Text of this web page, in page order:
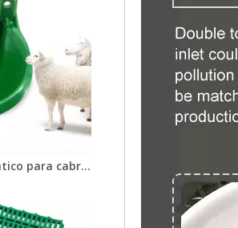
Bebedero automático para cabras, bebedero para ganado, cuenco para beber agua de oveja, para lechones, ganado, perros, LMS-03